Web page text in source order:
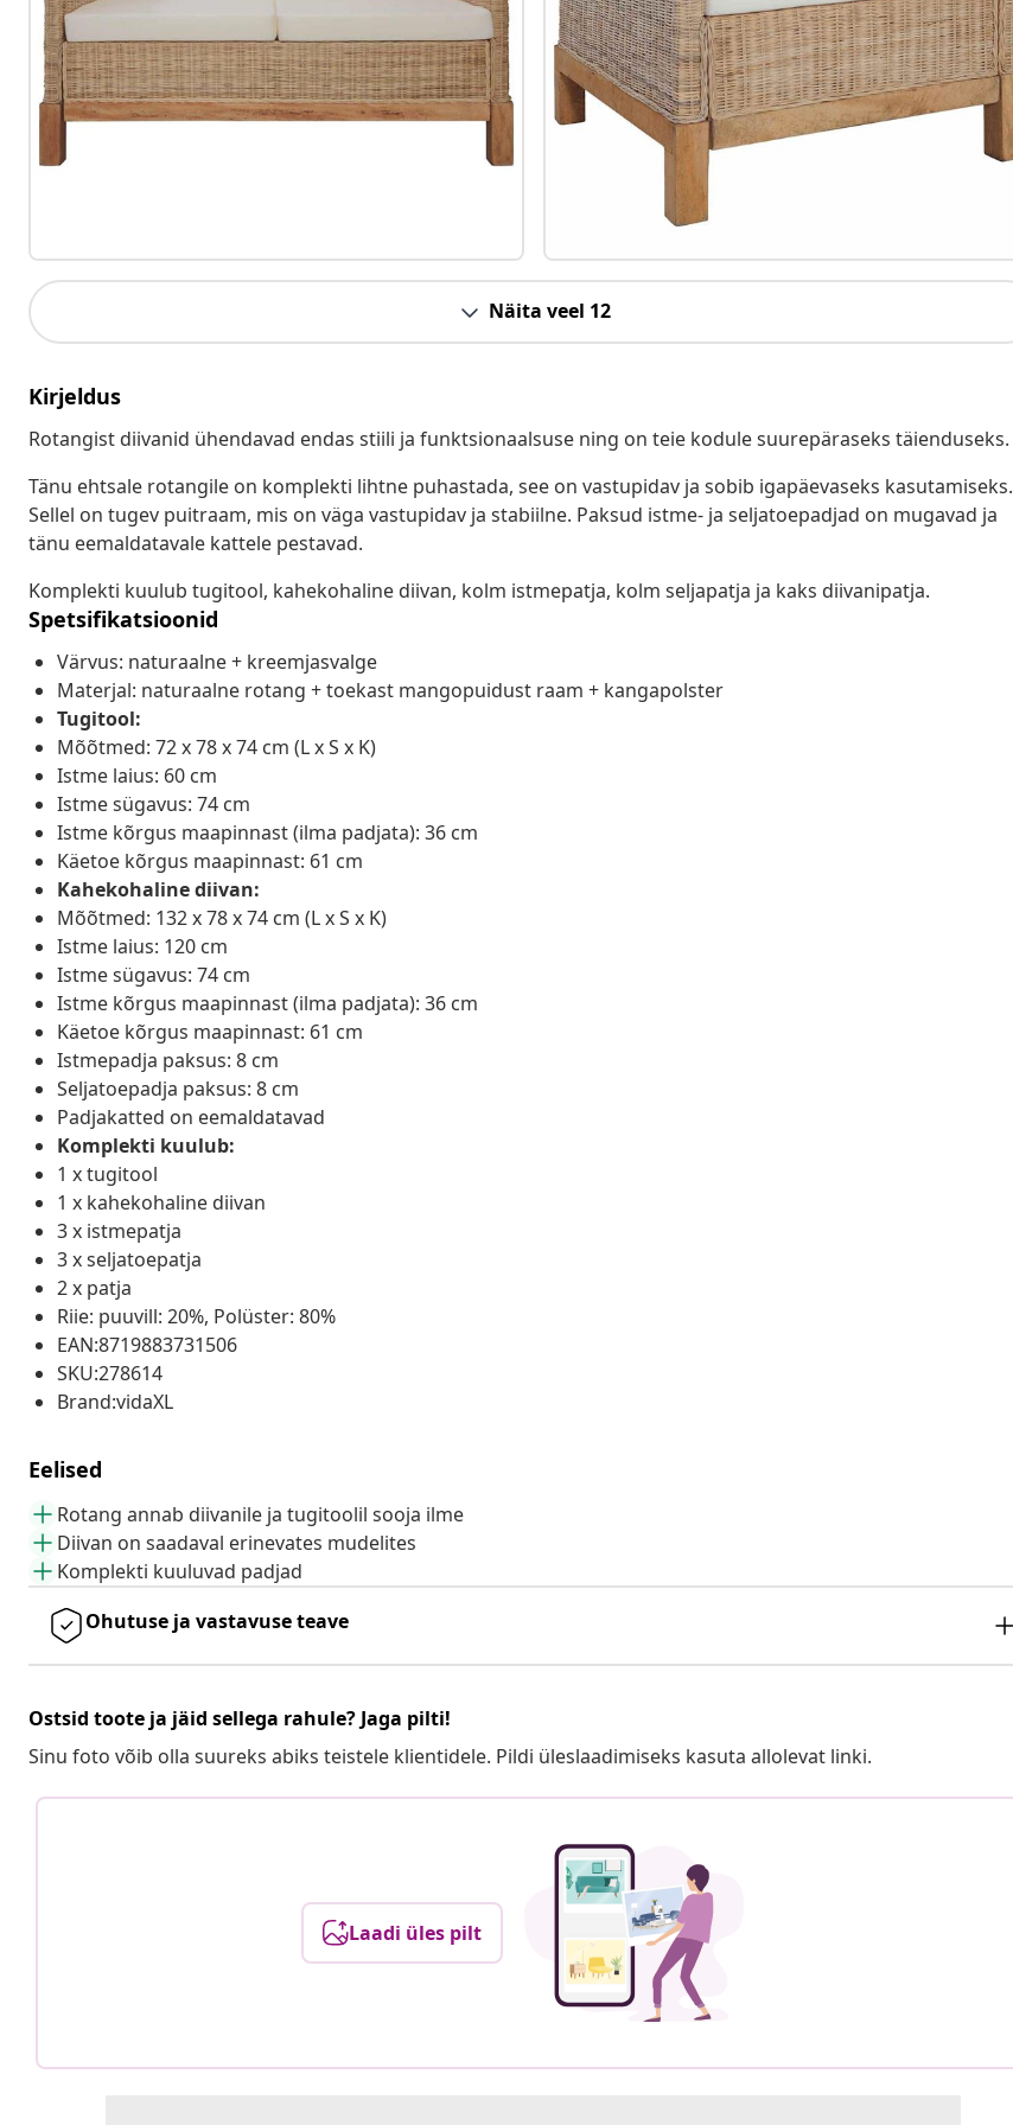
Näita veel 12
Kirjeldus
Rotangist diivanid ühendavad endas stiili ja funktsionaalsuse ning on teie kodule suurepäraseks täienduseks.
Tänu ehtsale rotangile on komplekti lihtne puhastada, see on vastupidav ja sobib igapäevaseks kasutamiseks.
Sellel on tugev puitraam, mis on väga vastupidav ja stabiilne. Paksud istme- ja seljatoepadjad on mugavad ja
tänu eemaldatavale kattele pestavad.
Komplekti kuulub tugitool, kahekohaline diivan, kolm istmepatja, kolm seljapatja ja kaks diivanipatja.
Spetsifikatsioonid
Värvus: naturaalne + kreemjasvalge
Materjal: naturaalne rotang + toekast mangopuidust raam + kangapolster
Tugitool:
Mõõtmed: 72 x 78 x 74 cm (L x S x K)
Istme laius: 60 cm
Istme sügavus: 74 cm
Istme kõrgus maapinnast (ilma padjata): 36 cm
Käetoe kõrgus maapinnast: 61 cm
Kahekohaline diivan:
Mõõtmed: 132 x 78 x 74 cm (L x S x K)
Istme laius: 120 cm
Istme sügavus: 74 cm
Istme kõrgus maapinnast (ilma padjata): 36 cm
Käetoe kõrgus maapinnast: 61 cm
Istmepadja paksus: 8 cm
Seljatoepadja paksus: 8 cm
Padjakatted on eemaldatavad
Komplekti kuulub:
1 x tugitool
1 x kahekohaline diivan
3 x istmepatja
3 x seljatoepatja
2 x patja
Riie: puuvill: 20%, Polüster: 80%
EAN:8719883731506
SKU:278614
Brand:vidaXL
Eelised
Rotang annab diivanile ja tugitoolil sooja ilme
Diivan on saadaval erinevates mudelites
Komplekti kuuluvad padjad
Ohutuse ja vastavuse teave
Ostsid toote ja jäid sellega rahule? Jaga pilti!
Sinu foto võib olla suureks abiks teistele klientidele. Pildi üleslaadimiseks kasuta allolevat linki.
Laadi üles pilt